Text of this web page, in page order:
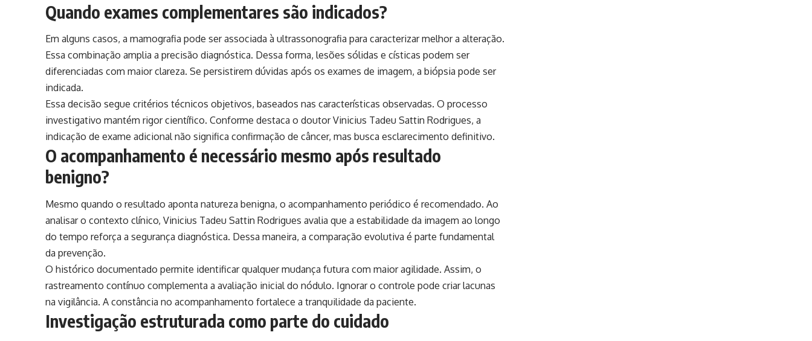
Quando exames complementares são indicados?
Em alguns casos, a mamografia pode ser associada à ultrassonografia para caracterizar melhor a alteração.
Essa combinação amplia a precisão diagnóstica. Dessa forma, lesões sólidas e císticas podem ser
diferenciadas com maior clareza. Se persistirem dúvidas após os exames de imagem, a biópsia pode ser
indicada.
Essa decisão segue critérios técnicos objetivos, baseados nas características observadas. O processo
investigativo mantém rigor científico. Conforme destaca o doutor Vinicius Tadeu Sattin Rodrigues, a
indicação de exame adicional não significa confirmação de câncer, mas busca esclarecimento definitivo.
O acompanhamento é necessário mesmo após resultado
benigno?
Mesmo quando o resultado aponta natureza benigna, o acompanhamento periódico é recomendado. Ao
analisar o contexto clínico, Vinicius Tadeu Sattin Rodrigues avalia que a estabilidade da imagem ao longo
do tempo reforça a segurança diagnóstica. Dessa maneira, a comparação evolutiva é parte fundamental
da prevenção.
O histórico documentado permite identificar qualquer mudança futura com maior agilidade. Assim, o
rastreamento contínuo complementa a avaliação inicial do nódulo. Ignorar o controle pode criar lacunas
na vigilância. A constância no acompanhamento fortalece a tranquilidade da paciente.
Investigação estruturada como parte do cuidado